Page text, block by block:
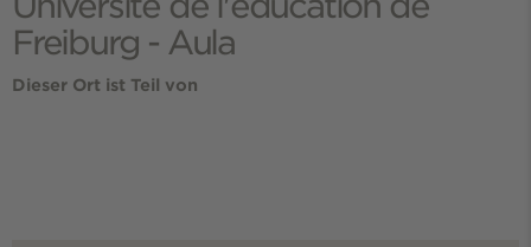
Freiburg - Aula
Dieser Ort ist Teil von